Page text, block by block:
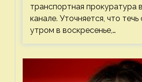
транспортная прокуратура
канале. Уточняется, что
утром в воскресенье,…